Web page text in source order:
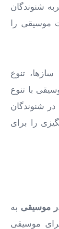
شنوندگان
موسیقی را
تنوع
با تنوع
شنوندگان
را برای
در موسیقی به
موسیقی